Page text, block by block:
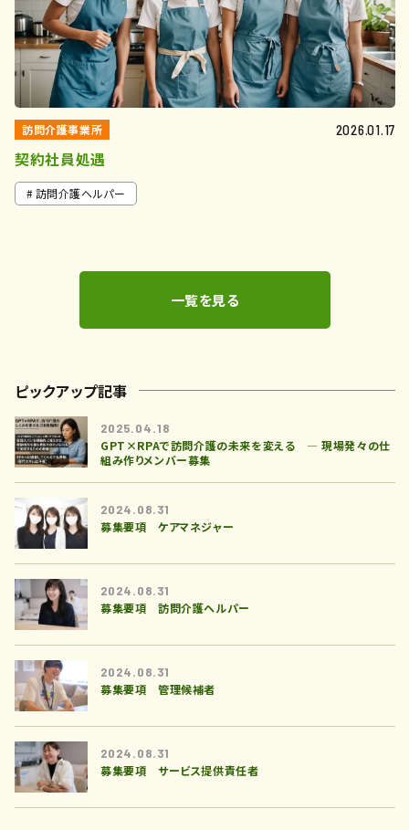
訪問介護事業所 2026.01.17
契約社員処遇
訪問介護ヘルパー
一覧を見る
ピックアップ記事
2025.04.18
GPT×RPAで訪問介護の未来を変える ― 現場発々の仕
組み作りメンバー募集
2024.08.31
募集要項 ケアマネジャー
2024.08.31
募集要項 訪問介護ヘルパー
2024.08.31
募集要項 管理候補者
2024.08.31
募集要項 サービス提供責任者